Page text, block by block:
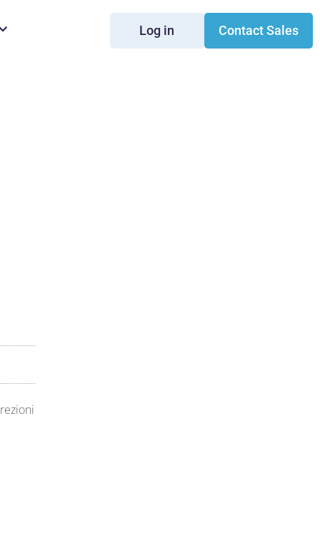
Log in Contact Sales